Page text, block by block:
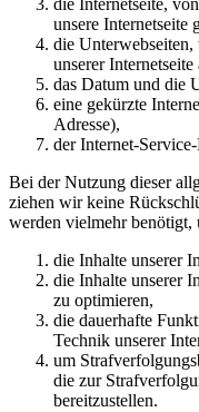
die Internetseite,
unsere Internetseite
die Unterwebseiten,
unserer
das Datum und die
eine gekürzte
Adresse),
der Internet-
Bei der Nutzung dieser
ziehen wir keine
werden vielmehr benötigt,
die Inhalte unserer
die Inhalte unserer
zu optimieren,
die dauerhafte
Technik unserer
um
die zur
bereitzustellen.